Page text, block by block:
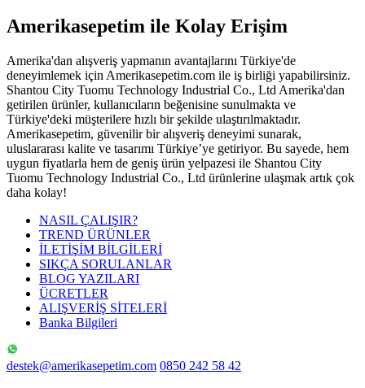
Amerikasepetim ile Kolay Erişim
Amerika'dan alışveriş yapmanın avantajlarını Türkiye'de
deneyimlemek için Amerikasepetim.com ile iş birliği yapabilirsiniz.
Shantou City Tuomu Technology Industrial Co., Ltd Amerika'dan
getirilen ürünler, kullanıcıların beğenisine sunulmakta ve
Türkiye'deki müşterilere hızlı bir şekilde ulaştırılmaktadır.
Amerikasepetim, güvenilir bir alışveriş deneyimi sunarak,
uluslararası kalite ve tasarımı Türkiye’ye getiriyor. Bu sayede, hem
uygun fiyatlarla hem de geniş ürün yelpazesi ile Shantou City
Tuomu Technology Industrial Co., Ltd ürünlerine ulaşmak artık çok
daha kolay!
NASIL ÇALIŞIR?
TREND ÜRÜNLER
İLETİŞİM BİLGİLERİ
SIKÇA SORULANLAR
BLOG YAZILARI
ÜCRETLER
ALIŞVERİŞ SİTELERİ
Banka Bilgileri
destek@amerikasepetim.com 0850 242 58 42